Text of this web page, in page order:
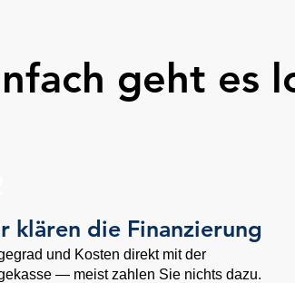
geht es
klären die Finanzierung
und Kosten direkt mit der
— meist zahlen Sie nichts dazu.